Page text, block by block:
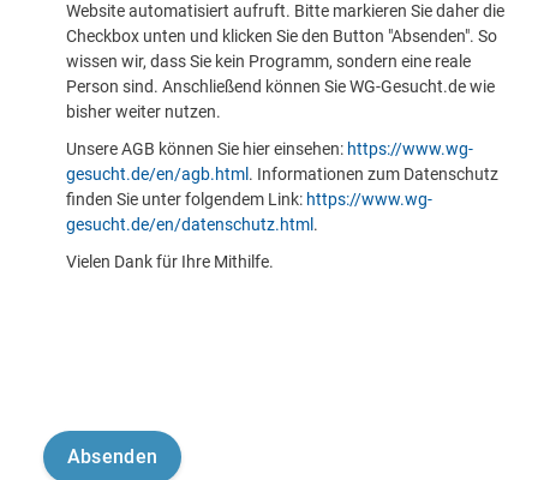
Website automatisiert aufruft. Bitte markieren Sie daher die
Checkbox unten und klicken Sie den Button "Absenden". So
wissen wir, dass Sie kein Programm, sondern eine reale
Person sind. Anschließend können Sie WG-Gesucht.de wie
bisher weiter nutzen.
Unsere AGB können Sie hier einsehen: https://www.wg-
gesucht.de/en/agb.html . Informationen zum Datenschutz
finden Sie unter folgendem Link: https://www.wg-
gesucht.de/en/datenschutz.html .
Vielen Dank für Ihre Mithilfe.